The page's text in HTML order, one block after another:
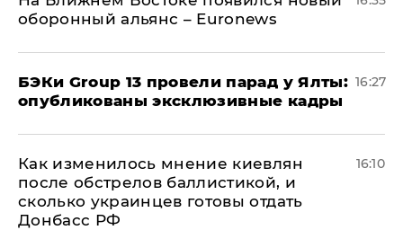
оборонный альянс – Euronews
​БЭКи Group 13 провели парад у Ялты:
опубликованы эксклюзивные кадры
16:27
Как изменилось мнение киевлян
после обстрелов баллистикой, и
сколько украинцев готовы отдать
Донбасс РФ
16:10